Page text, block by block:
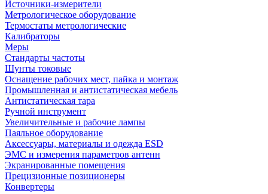
Источники-измерители
Метрологическое оборудование
Термостаты метрологические
Калибраторы
Меры
Стандарты частоты
Шунты токовые
Оснащение рабочих мест, пайка и монтаж
Промышленная и антистатическая мебель
Антистатическая тара
Ручной инструмент
Увеличительные и рабочие лампы
Паяльное оборудование
Аксессуары, материалы и одежда ESD
ЭМС и измерения параметров антенн
Экранированные помещения
Прецизионные позиционеры
Конвертеры